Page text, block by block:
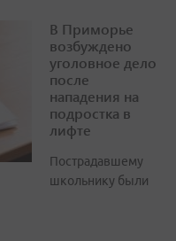
В Приморье
возбуждено
уголовное дело
после
нападения на
подростка в
лифте
Пострадавшему
школьнику были